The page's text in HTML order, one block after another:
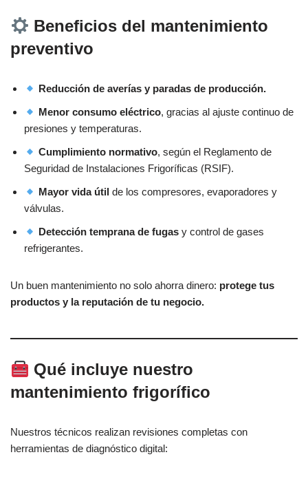
Beneficios del mantenimiento
preventivo
Reducción de averías y paradas de producción.
Menor consumo eléctrico, gracias al ajuste continuo de
presiones y temperaturas.
Cumplimiento normativo, según el Reglamento de
Seguridad de Instalaciones Frigoríficas (RSIF).
Mayor vida útil de los compresores, evaporadores y
válvulas.
Detección temprana de fugas y control de gases
refrigerantes.
Un buen mantenimiento no solo ahorra dinero: protege tus
productos y la reputación de tu negocio.
Qué incluye nuestro
mantenimiento frigorífico
Nuestros técnicos realizan revisiones completas con
herramientas de diagnóstico digital: